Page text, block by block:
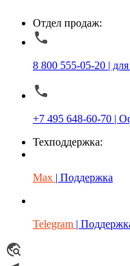
Отдел продаж:
8 800 555-05-20 |
+7 495 648-60-70 |
Техподдержка:
Max | Поддержка
Telegram |